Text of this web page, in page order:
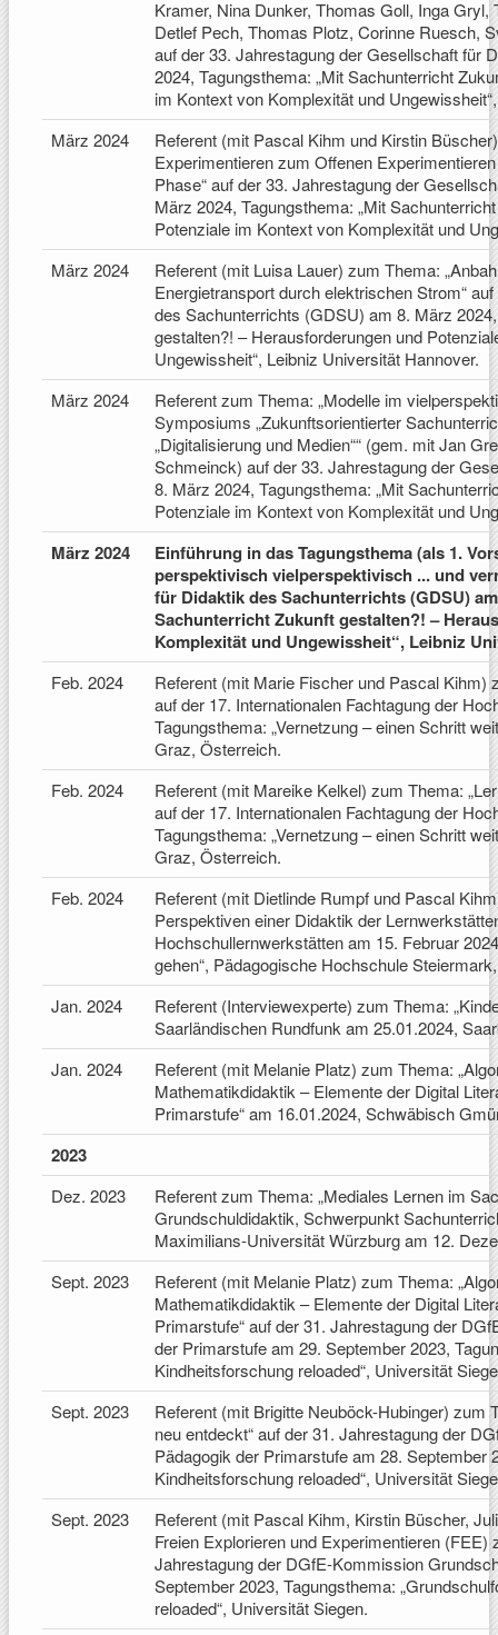
Kramer, Nina Dunker, Thomas Goll, Inga
Detlef Pech, Thomas Plotz, Corinne Ruesch,
auf der 33. Jahrestagung der Gesellschaft für
2024, Tagungsthema: „Mit Sachunterricht
im Kontext von Komplexität und
März 2024
Referent (mit Pascal Kihm und Kirstin
Experimentieren zum Offenen
Phase“ auf der 33. Jahrestagung der
März 2024, Tagungsthema: „Mit
Potenziale im Kontext von Komplexität und
März 2024
Referent (mit Luisa Lauer) zum Thema:
Energietransport durch elektrischen Strom“
des Sachunterrichts (GDSU) am 8. März
gestalten?! – Herausforderungen und
Ungewissheit“, Leibniz Universität Hannover.
März 2024
Referent zum Thema: „Modelle im
Symposiums „Zukunftsorientierter
„Digitalisierung und Medien““ (gem. mit Jan
Schmeinck) auf der 33. Jahrestagung der
8. März 2024, Tagungsthema: „Mit
Potenziale im Kontext von Komplexität und
März 2024
Einführung in das Tagungsthema (als 1.
perspektivisch vielperspektivisch ... und
für Didaktik des Sachunterrichts (GDSU)
Sachunterricht Zukunft gestalten?! –
Komplexität und Ungewissheit“, Leibniz
Feb. 2024
Referent (mit Marie Fischer und Pascal Kihm)
auf der 17. Internationalen Fachtagung der
Tagungsthema: „Vernetzung – einen Schritt
Graz, Österreich.
Feb. 2024
Referent (mit Mareike Kelkel) zum Thema:
auf der 17. Internationalen Fachtagung der
Tagungsthema: „Vernetzung – einen Schritt
Graz, Österreich.
Feb. 2024
Referent (mit Dietlinde Rumpf und Pascal
Perspektiven einer Didaktik der
Hochschullernwerkstätten am 15. Februar
gehen“, Pädagogische Hochschule
Jan. 2024
Referent (Interviewexperte) zum Thema:
Saarländischen Rundfunk am 25.01.2024,
Jan. 2024
Referent (mit Melanie Platz) zum Thema:
Mathematikdidaktik – Elemente der Digital
Primarstufe“ am 16.01.2024, Schwäbisch
2023
Dez. 2023
Referent zum Thema: „Mediales Lernen im
Grundschuldidaktik, Schwerpunkt
Maximilians-Universität Würzburg am 12.
Sept. 2023
Referent (mit Melanie Platz) zum Thema:
Mathematikdidaktik – Elemente der Digital
Primarstufe“ auf der 31. Jahrestagung der
der Primarstufe am 29. September 2023,
Kindheitsforschung reloaded“, Universität
Sept. 2023
Referent (mit Brigitte Neuböck-Hubinger) zum
neu entdeckt“ auf der 31. Jahrestagung der
Pädagogik der Primarstufe am 28. September
Kindheitsforschung reloaded“, Universität
Sept. 2023
Referent (mit Pascal Kihm, Kirstin Büscher,
Freien Explorieren und Experimentieren
Jahrestagung der DGfE-Kommission
September 2023, Tagungsthema:
reloaded“, Universität Siegen.